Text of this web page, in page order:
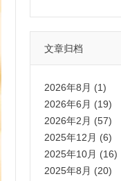
文章归档
2026年8月 (1)
2026年6月 (19)
2026年2月 (57)
2025年12月 (6)
2025年10月 (16)
2025年8月 (20)